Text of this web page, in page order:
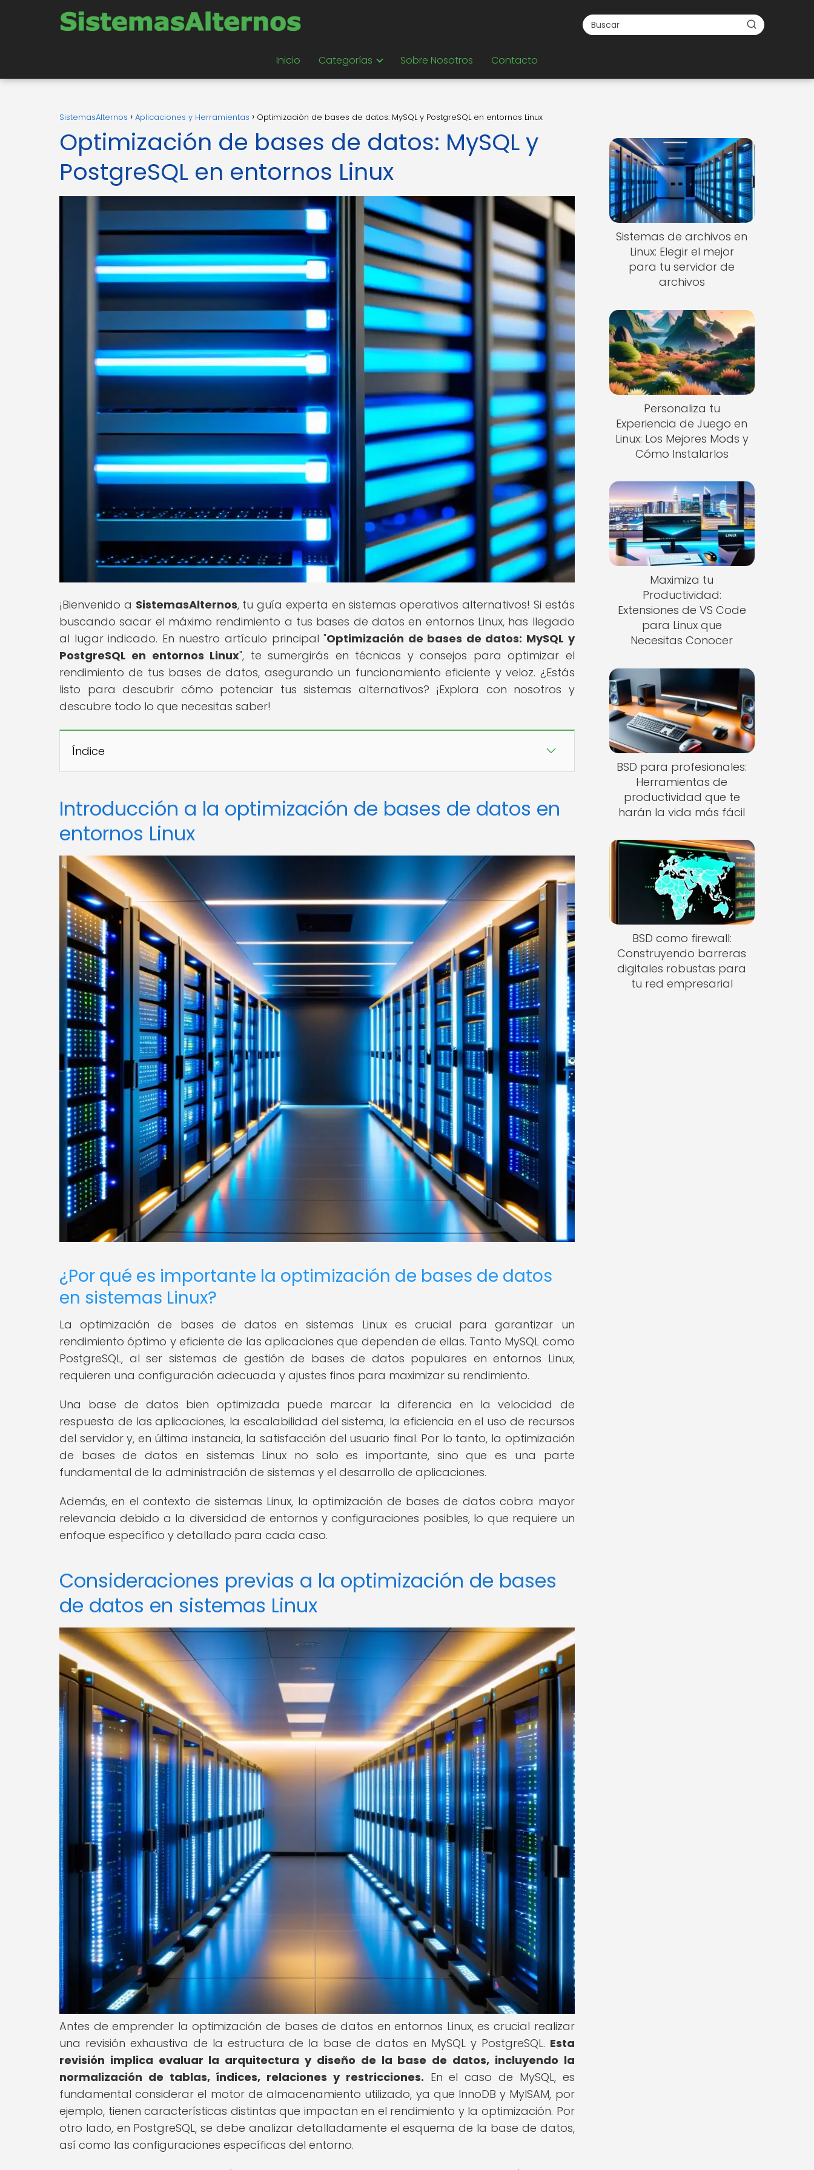
Inicio Categorías Sobre Nosotros Contacto
SistemasAlternos Aplicaciones y Herramientas Optimización de bases de datos: MySQL y PostgreSQL en entornos Linux
Optimización de bases de datos: MySQL y
PostgreSQL en entornos Linux
¡Bienvenido a SistemasAlternos, tu guía experta en sistemas operativos alternativos! Si estás
buscando sacar el máximo rendimiento a tus bases de datos en entornos Linux, has llegado
al lugar indicado. En nuestro artículo principal "Optimización de bases de datos: MySQL y
PostgreSQL en entornos Linux", te sumergirás en técnicas y consejos para optimizar el
rendimiento de tus bases de datos, asegurando un funcionamiento eficiente y veloz. ¿Estás
listo para descubrir cómo potenciar tus sistemas alternativos? ¡Explora con nosotros y
descubre todo lo que necesitas saber!
Índice
Introducción a la optimización de bases de datos en
entornos Linux
¿Por qué es importante la optimización de bases de datos
en sistemas Linux?
La optimización de bases de datos en sistemas Linux es crucial para garantizar un
rendimiento óptimo y eficiente de las aplicaciones que dependen de ellas. Tanto MySQL como
PostgreSQL, al ser sistemas de gestión de bases de datos populares en entornos Linux,
requieren una configuración adecuada y ajustes finos para maximizar su rendimiento.
Una base de datos bien optimizada puede marcar la diferencia en la velocidad de
respuesta de las aplicaciones, la escalabilidad del sistema, la eficiencia en el uso de recursos
del servidor y, en última instancia, la satisfacción del usuario final. Por lo tanto, la optimización
de bases de datos en sistemas Linux no solo es importante, sino que es una parte
fundamental de la administración de sistemas y el desarrollo de aplicaciones.
Además, en el contexto de sistemas Linux, la optimización de bases de datos cobra mayor
relevancia debido a la diversidad de entornos y configuraciones posibles, lo que requiere un
enfoque específico y detallado para cada caso.
Consideraciones previas a la optimización de bases
de datos en sistemas Linux
Antes de emprender la optimización de bases de datos en entornos Linux, es crucial realizar
una revisión exhaustiva de la estructura de la base de datos en MySQL y PostgreSQL. Esta
revisión implica evaluar la arquitectura y diseño de la base de datos, incluyendo la
normalización de tablas, índices, relaciones y restricciones. En el caso de MySQL, es
fundamental considerar el motor de almacenamiento utilizado, ya que InnoDB y MyISAM, por
ejemplo, tienen características distintas que impactan en el rendimiento y la optimización. Por
otro lado, en PostgreSQL, se debe analizar detalladamente el esquema de la base de datos,
así como las configuraciones específicas del entorno.
Sistemas de archivos en
Linux: Elegir el mejor
para tu servidor de
archivos
Personaliza tu
Experiencia de Juego en
Linux: Los Mejores Mods y
Cómo Instalarlos
Maximiza tu
Productividad:
Extensiones de VS Code
para Linux que
Necesitas Conocer
BSD para profesionales:
Herramientas de
productividad que te
harán la vida más fácil
BSD como firewall:
Construyendo barreras
digitales robustas para
tu red empresarial